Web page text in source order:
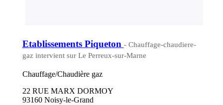
Etablissements Piqueton - Chauffage-chaudiere-
gaz intervient sur Le Perreux-sur-Marne
Chauffage/Chaudière gaz
22 RUE MARX DORMOY
93160 Noisy-le-Grand